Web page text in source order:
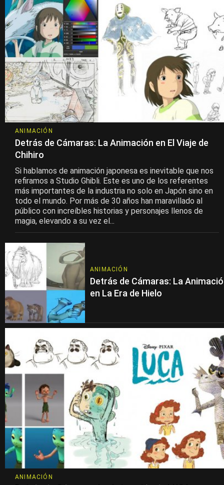
ANIMACIÓN
Detrás de Cámaras: La Animación en El Viaje de
Chihiro
Si hablamos de animación japonesa es inevitable que nos
refiramos a Studio Ghibli. Este es uno de los referentes
más importantes de la industria no solo en Japón sino en
todo el mundo. Por más de 30 años han maravillado al
público con increíbles historias y personajes llenos de
magia, elevando a su vez el...
ANIMACIÓN
Detrás de Cámaras: La
en La Era de Hielo
ANIMACIÓN